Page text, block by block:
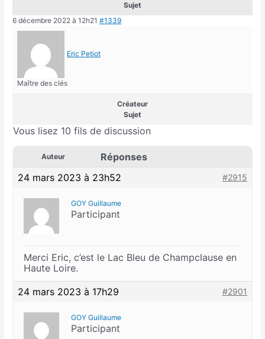
Sujet
6 décembre 2022 à 12h21 #1339
Eric Petiot
Maître des clés
Créateur
Sujet
Vous lisez 10 fils de discussion
Auteur
Réponses
24 mars 2023 à 23h52
#2915
GOY Guillaume
Participant
Merci Eric, c’est le Lac Bleu de Champclause en
Haute Loire.
24 mars 2023 à 17h29
#2901
GOY Guillaume
Participant